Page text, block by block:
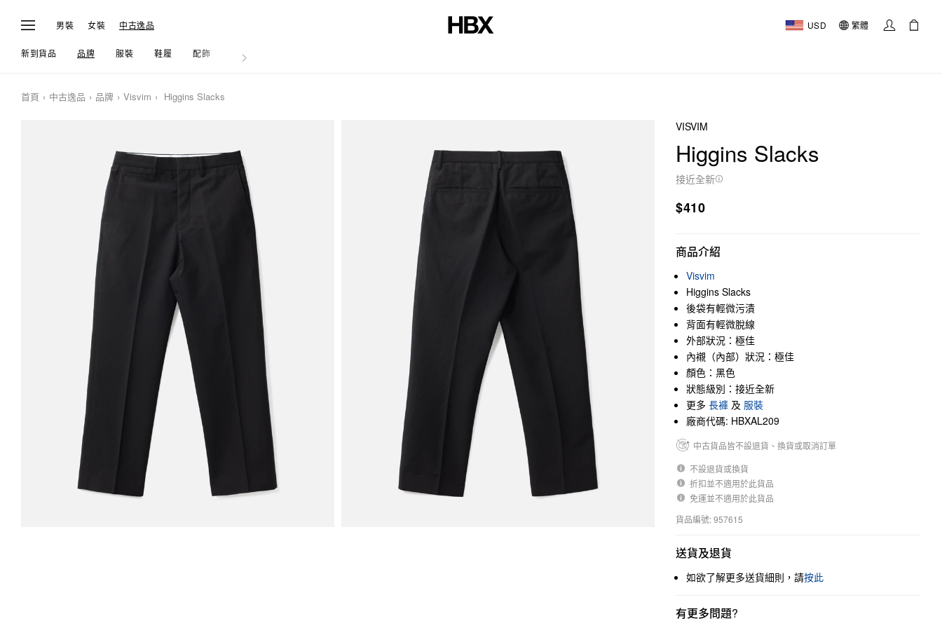
男裝 女裝 中古逸品 USD 繁體
新到貨品 品牌 服裝 鞋履 配飾 生活
首頁 中古逸品 品牌 Visvim Higgins Slacks
VISVIM
Higgins Slacks
接近全新
$410
商品介紹
Visvim
Higgins Slacks
後袋有輕微污漬
背面有輕微脫線
外部狀況：極佳
內襯（內部）狀況：極佳
顏色：黑色
狀態級別：接近全新
更多 長褲 及 服裝
廠商代碼: HBXAL209
中古貨品皆不設退貨、換貨或取消訂單
不設退貨或換貨
折扣並不適用於此貨品
免運並不適用於此貨品
貨品編號: 957615
送貨及退貨
如欲了解更多送貨細則，請按此
有更多問題?